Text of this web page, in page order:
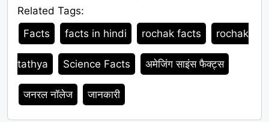
Related Tags:
Tags
Facts facts in hindi rochak facts rochak
tathya Science Facts अमेजिंग साइंस फैक्ट्स
जनरल नॉलेज जानकारी